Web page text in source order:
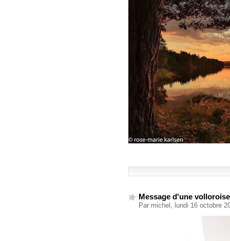
Message d'une volloroise
Par michel, lundi 16 octobre